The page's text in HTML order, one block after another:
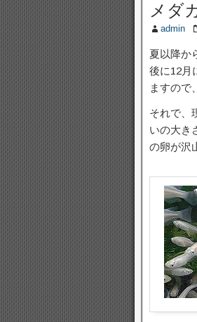
メダ
admin
夏以降か
後に12月
ますので
それで、
いの大き
の卵が沢